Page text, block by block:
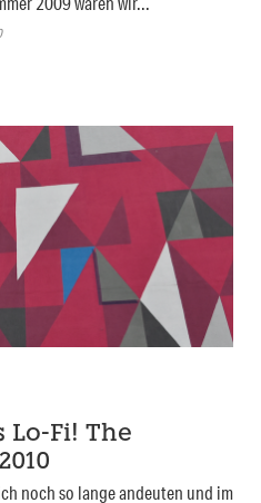
Lo-Fi! The
noch so lange andeuten und im